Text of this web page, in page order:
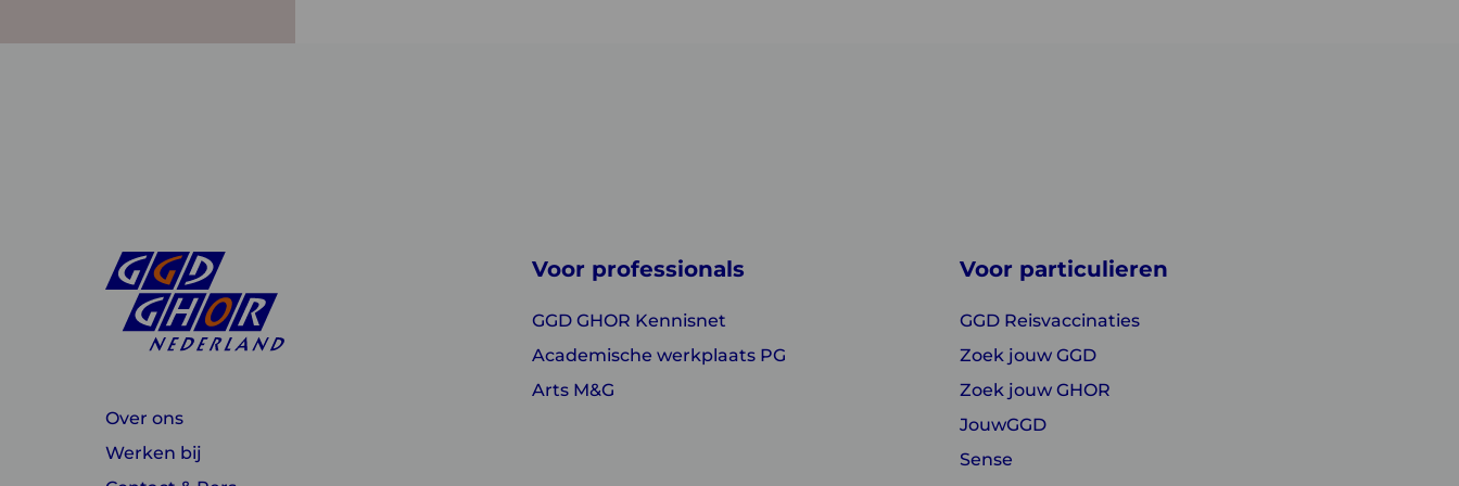
Over ons
Werken bij
Voor professionals
GGD GHOR Kennisnet
Academische werkplaats PG
Arts M&G
Voor particulieren
GGD Reisvaccinaties
Zoek jouw GGD
Zoek jouw GHOR
JouwGGD
Sense